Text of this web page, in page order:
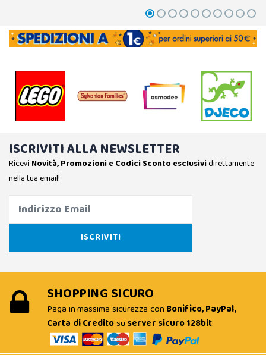
ISCRIVITI ALLA NEWSLETTER
Ricevi Novità, Promozioni e Codici Sconto esclusividirettamente
nella tua email!
SHOPPING SICURO
Paga in massima sicurezza con Bonifico, PayPal,
Carta di Creditosu server sicuro 128bit.